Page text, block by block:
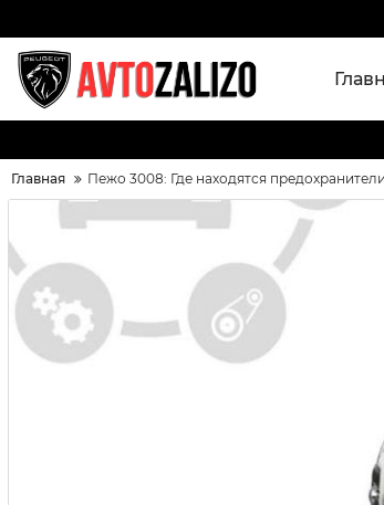
Главная Пежо 3008: Где находятся